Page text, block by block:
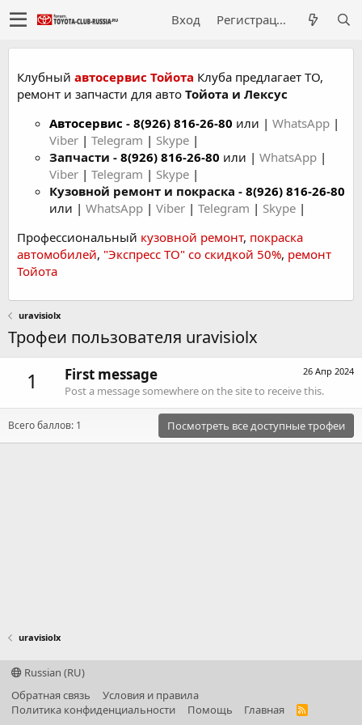
Вход Регистрация
Клубный автосервис Тойота Клуба предлагает ТО,
ремонт и запчасти для авто Тойота и Лексус
Автосервис - 8(926) 816-26-80 или | WhatsApp |
Viber | Telegram | Skype |
Запчасти - 8(926) 816-26-80 или | WhatsApp |
Viber | Telegram | Skype |
Кузовной ремонт и покраска - 8(926) 816-26-80
или | WhatsApp | Viber | Telegram | Skype |
Профессиональный кузовной ремонт, покраска
автомобилей, "Экспресс ТО" со скидкой 50%, ремонт
Тойота
uravisiolx
Трофеи пользователя uravisiolx
1 26 Апр 2024
First message
Post a message somewhere on the site to receive this.
Всего баллов: 1 Посмотреть все доступные трофеи
uravisiolx
Russian (RU)
Обратная связь
Условия и правила
Политика конфиденциальности
Помощь Главная
R